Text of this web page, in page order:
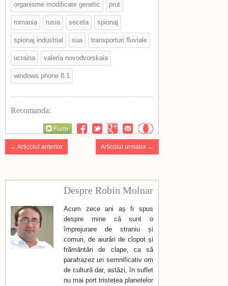
organisme modificate genetic prut
romania rusia seceta spionaj
spionaj industrial sua transporturi fluviale
ucraina va­le­ria novodvorskaia
windows phone 8.1
Recomanda:
← Articolul anterior Articolul urmator →
Despre Robin Molnar
Acum zece ani aș fi spus
despre mine că sunt o
împrejurare de straniu și
comun, de aiurări de clopot și
frământări de clape, ca să
parafrazez un semnificativ om
de cultură dar, astăzi, în suflet
nu mai port tristețea planetelor